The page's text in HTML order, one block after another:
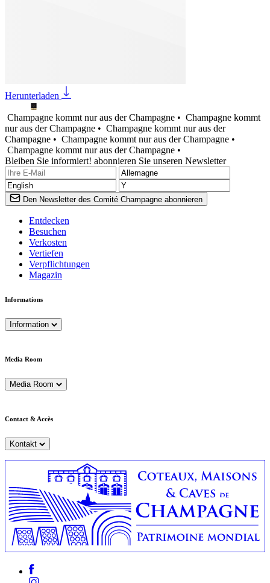
Herunterladen
Champagne kommt nur aus der Champagne • Champagne kommt
nur aus der Champagne • Champagne kommt nur aus der
Champagne • Champagne kommt nur aus der Champagne •
Champagne kommt nur aus der Champagne •
Bleiben Sie informiert! abonnieren Sie unseren Newsletter
Den Newsletter des Comité Champagne abonnieren
Entdecken
Besuchen
Verkosten
Vertiefen
Verpflichtungen
Magazin
Informations
Information
Media Room
Media Room
Contact & Accès
Kontakt